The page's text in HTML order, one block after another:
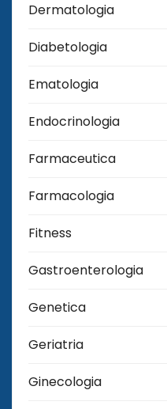
Dermatologia
Diabetologia
Ematologia
Endocrinologia
Farmaceutica
Farmacologia
Fitness
Gastroenterologia
Genetica
Geriatria
Ginecologia